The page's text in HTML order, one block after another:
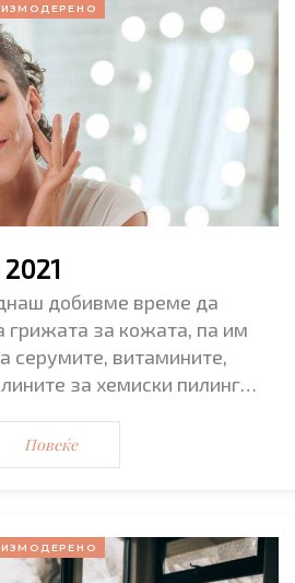
ИЗМОДЕРЕНО
добивме време да
грижата за кожата, па им
серумите, витамините,
за хемиски пилинг…
Повеќе
ИЗМОДЕРЕНО